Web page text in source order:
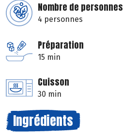
Nombre de personnes
4 personnes
Préparation
15 min
Cuisson
30 min
Ingrédients